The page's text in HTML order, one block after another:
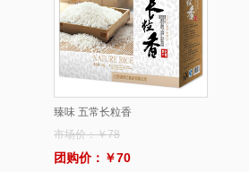
臻味 五常长粒香
市场价：￥78
团购价：￥70